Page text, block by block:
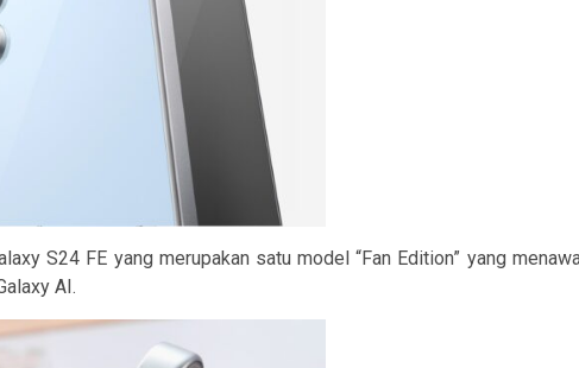
S24 FE yang merupakan satu model “Fan Edition” yang
AI.